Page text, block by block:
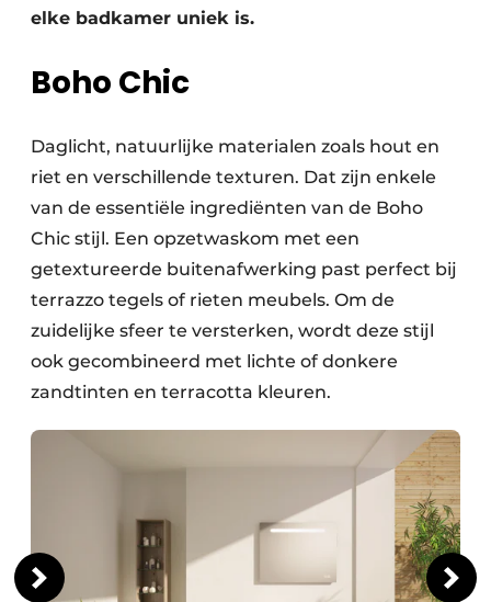
elke badkamer uniek is.
Boho Chic
Daglicht, natuurlijke materialen zoals hout en
riet en verschillende texturen. Dat zijn enkele
van de essentiële ingrediënten van de Boho
Chic stijl. Een opzetwaskom met een
getextureerde buitenafwerking past perfect bij
terrazzo tegels of rieten meubels. Om de
zuidelijke sfeer te versterken, wordt deze stijl
ook gecombineerd met lichte of donkere
zandtinten en terracotta kleuren.